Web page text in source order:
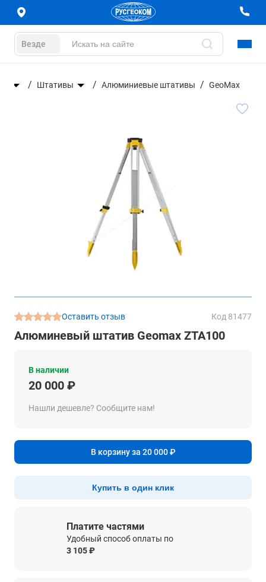
Везде
Штативы Алюминиевые штативы GeoMax
Оставить отзыв Код 81477
Алюминевый штатив Geomax ZTA100
В наличии
20 000 ₽
Нашли дешевле? Сообщите нам!
В корзину за 20 000 ₽
Купить в один клик
Платите частями
Удобный способ оплаты по
3 105 ₽